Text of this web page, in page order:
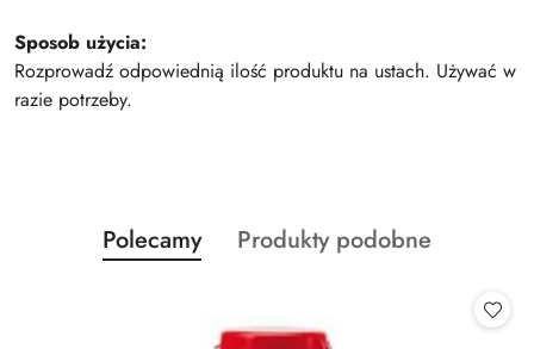
Sposob użycia:
Rozprowadź odpowiednią ilość produktu na ustach. Używać w
razie potrzeby.
Pomiń karuzelę produktów
Produkty
o
Polecamy
Produkty
Produkty podobne